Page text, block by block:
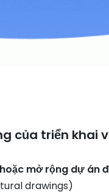
của triển khai
mở rộng dự án
drawings)